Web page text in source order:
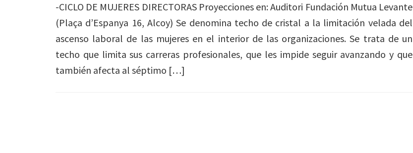
-CICLO DE MUJERES DIRECTORAS Proyecciones en: Auditori Fundación Mutua Levante
(Plaça d’Espanya 16, Alcoy) Se denomina techo de cristal a la limitación velada del
ascenso laboral de las mujeres en el interior de las organizaciones. Se trata de un
techo que limita sus carreras profesionales, que les impide seguir avanzando y que
también afecta al séptimo […]